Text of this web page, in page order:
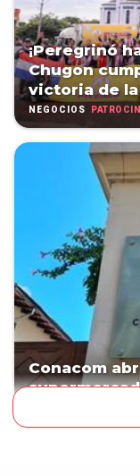
¡Peregrinó
Chugon
victoria de
NEGOCIOS
Conacom